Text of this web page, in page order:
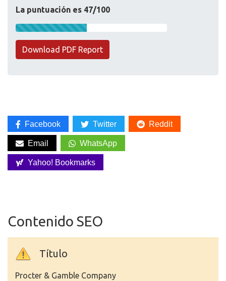
La puntuación es 47/100
Download PDF Report
Facebook Twitter Reddit
Email WhatsApp
Yahoo! Bookmarks
Contenido SEO
Título
Procter & Gamble Company